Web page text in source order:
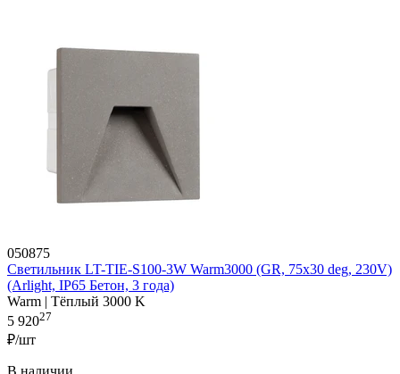
050875
Светильник LT-TIE-S100-3W Warm3000 (GR, 75x30 deg, 230V)
(Arlight, IP65 Бетон, 3 года)
Warm | Тёплый 3000 K
5 92027
₽/шт